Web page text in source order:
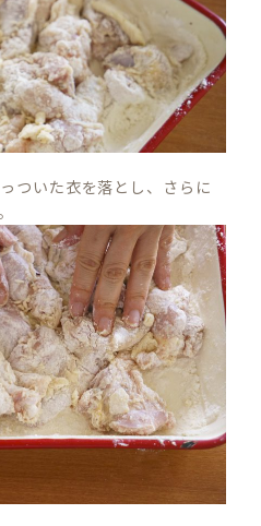
ついた衣を落とし、さらに